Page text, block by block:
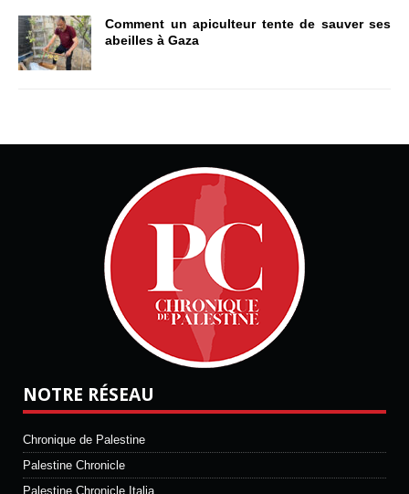
Comment un apiculteur tente de sauver ses
abeilles à Gaza
NOTRE RÉSEAU
Chronique de Palestine
Palestine Chronicle
Palestine Chronicle Italia